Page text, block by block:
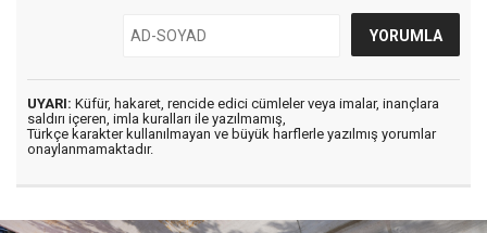
UYARI: Küfür, hakaret, rencide edici cümleler veya imalar, inançlara
saldırı içeren, imla kuralları ile yazılmamış,
Türkçe karakter kullanılmayan ve büyük harflerle yazılmış yorumlar
onaylanmamaktadır.